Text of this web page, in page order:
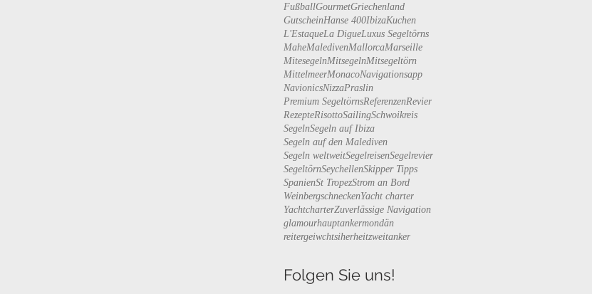
FußballGourmetGriechenland
GutscheinHanse 400IbizaKuchen
L'EstaqueLa DigueLuxus Segeltörns
MaheMaledivenMallorcaMarseille
MitesegelnMitsegelnMitsegeltörn
MittelmeerMonacoNavigationsapp
NavionicsNizzaPraslin
Premium SegeltörnsReferenzenRevier
RezepteRisottoSailingSchwoikreis
SegelnSegeln auf Ibiza
Segeln auf den Malediven
Segeln weltweitSegelreisenSegelrevier
SegeltörnSeychellenSkipper Tipps
SpanienSt TropezStrom an Bord
WeinbergschneckenYacht charter
YachtcharterZuverlässige Navigation
glamourhauptankermondän
reitergeiwchtsiherheitzweitanker
Folgen Sie uns!